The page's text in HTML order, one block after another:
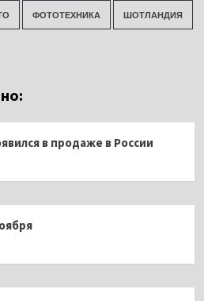
ФОТОТЕХНИКА ШОТЛАНДИЯ
в продаже в России